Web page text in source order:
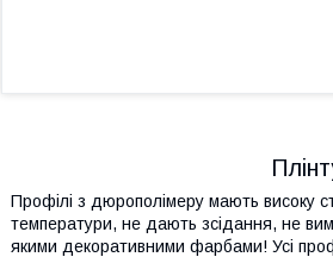
Профілі з дюрополімеру мають високу
температури, не дають зсідання, не
якими декоративними фарбами! Усі